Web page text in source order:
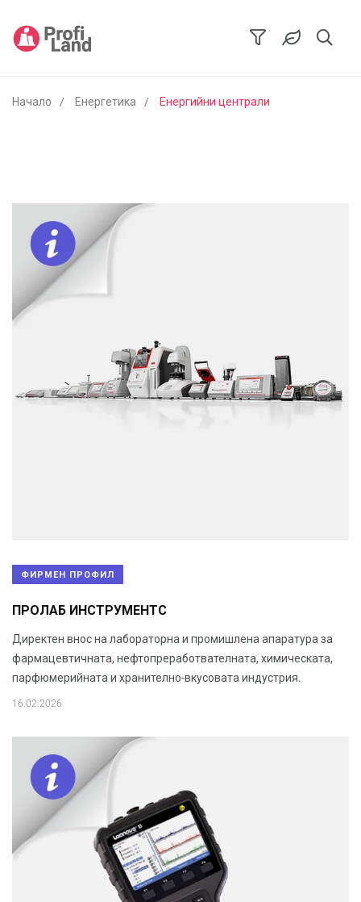
Начало Енергетика Енергийни централи
ФИРМЕН ПРОФИЛ
ПРОЛАБ ИНСТРУМЕНТС
Директен внос на лабораторна и промишлена апаратура за
фармацевтичната, нефтопреработвателната, химическата,
парфюмерийната и хранително-вкусовата индустрия.
16.02.2026